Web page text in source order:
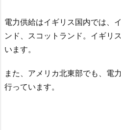
電力供給はイギリス国内では、
ンド、スコットランド。イギリ
います。
また、アメリカ北東部でも、電
行っています。